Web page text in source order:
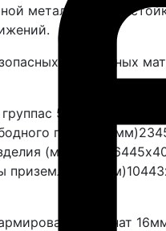
металлической
и надёжных
с 5 до 14 лет
падения (мм)
(мм)
приземления (мм)
канат